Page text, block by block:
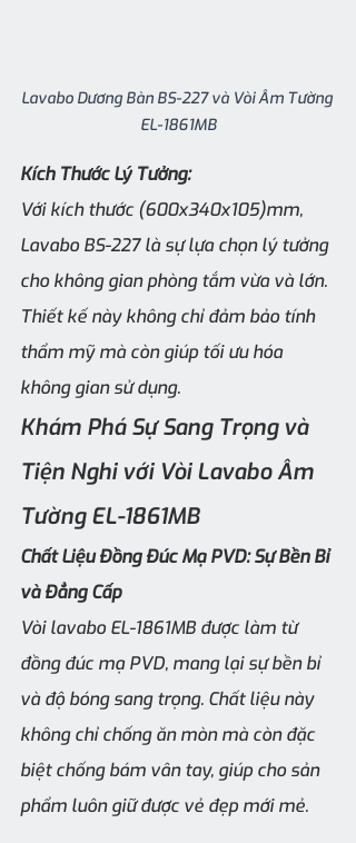
Lavabo Dương Bàn BS-227 và Vòi Âm Tường
EL-1861MB
Kích Thước Lý Tưởng:
Với kích thước (600x340x105)mm,
Lavabo BS-227 là sự lựa chọn lý tưởng
cho không gian phòng tắm vừa và lớn.
Thiết kế này không chỉ đảm bảo tính
thẩm mỹ mà còn giúp tối ưu hóa
không gian sử dụng.
Khám Phá Sự Sang Trọng và
Tiện Nghi với Vòi Lavabo Âm
Tường EL-1861MB
Chất Liệu Đồng Đúc Mạ PVD: Sự Bền Bỉ
và Đẳng Cấp
Vòi lavabo EL-1861MB được làm từ
đồng đúc mạ PVD, mang lại sự bền bỉ
và độ bóng sang trọng. Chất liệu này
không chỉ chống ăn mòn mà còn đặc
biệt chống bám vân tay, giúp cho sản
phẩm luôn giữ được vẻ đẹp mới mẻ.